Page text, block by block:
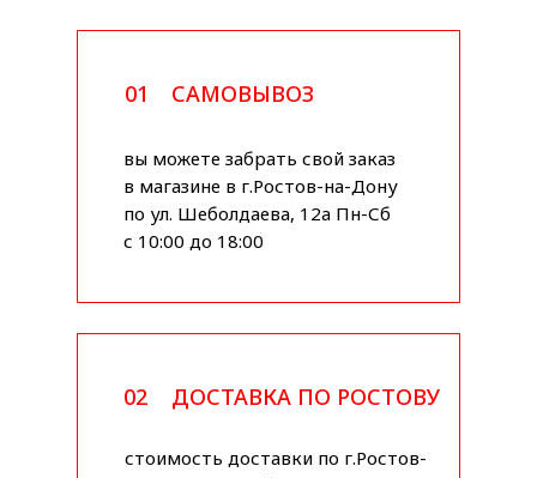
САМОВЫВОЗ
01
вы можете забрать свой заказ
в магазине в г.Ростов-на-Дону
по ул. Шеболдаева, 12а Пн-Сб
с 10:00 до 18:00
ДОСТАВКА ПО РОСТОВУ
02
стоимость доставки по г.Ростов-